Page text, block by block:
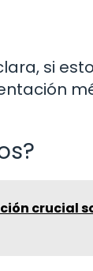
si
crucial